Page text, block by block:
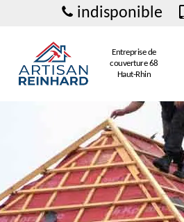
indisponible
Entreprise de
couverture 68
Haut-Rhin